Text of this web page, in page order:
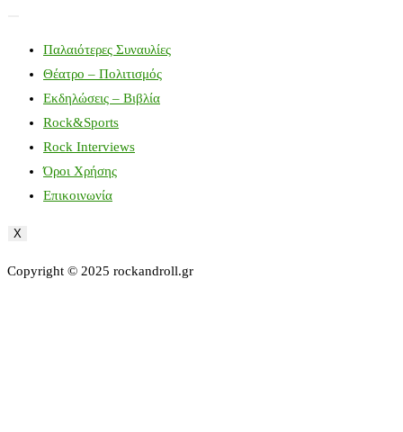
Παλαιότερες Συναυλίες
Θέατρο – Πολιτισμός
Εκδηλώσεις – Βιβλία
Rock&Sports
Rock Interviews
Όροι Χρήσης
Επικοινωνία
X
Copyright © 2025 rockandroll.gr